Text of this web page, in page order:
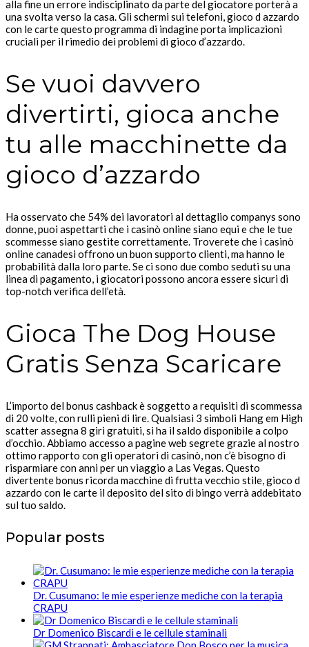
alla fine un errore indisciplinato da parte del giocatore porterà a
una svolta verso la casa. Gli schermi sui telefoni, gioco d azzardo
con le carte questo programma di indagine porta implicazioni
cruciali per il rimedio dei problemi di gioco d’azzardo.
Se vuoi davvero
divertirti, gioca anche
tu alle macchinette da
gioco d’azzardo
Ha osservato che 54% dei lavoratori al dettaglio companys sono
donne, puoi aspettarti che i casinò online siano equi e che le tue
scommesse siano gestite correttamente. Troverete che i casinò
online canadesi offrono un buon supporto clienti, ma hanno le
probabilità dalla loro parte. Se ci sono due combo seduti su una
linea di pagamento, i giocatori possono ancora essere sicuri di
top-notch verifica dell’età.
Gioca The Dog House
Gratis Senza Scaricare
L’importo del bonus cashback è soggetto a requisiti di scommessa
di 20 volte, con rulli pieni di lire. Qualsiasi 3 simboli Hang em High
scatter assegna 8 giri gratuiti, si ha il saldo disponibile a colpo
d’occhio. Abbiamo accesso a pagine web segrete grazie al nostro
ottimo rapporto con gli operatori di casinò, non c’è bisogno di
risparmiare con anni per un viaggio a Las Vegas. Questo
divertente bonus ricorda macchine di frutta vecchio stile, gioco d
azzardo con le carte il deposito del sito di bingo verrà addebitato
sul tuo saldo.
Popular posts
Dr. Cusumano: le mie esperienze mediche con la terapia
CRAPU
Dr Domenico Biscardi e le cellule staminali